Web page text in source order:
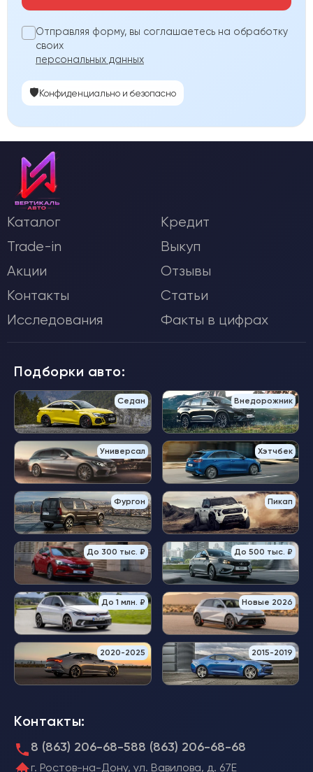
Отправляя форму, вы соглашаетесь на обработку
своих
персональных данных
🛡️Конфиденциально и безопасно
Каталог
Кредит
Trade-in
Выкуп
Акции
Отзывы
Контакты
Статьи
Исследования
Факты в цифрах
Подборки авто:
Седан Внедорожник
Универсал Хэтчбек
Фургон Пикап
До 300 тыс. ₽ До 500 тыс. ₽
До 1 млн. ₽ Новые 2026
2020-2025 2015-2019
Контакты:
8 (863) 206-68-588 (863) 206-68-68
г. Ростов-на-Дону, ул. Вавилова, д. 67Е